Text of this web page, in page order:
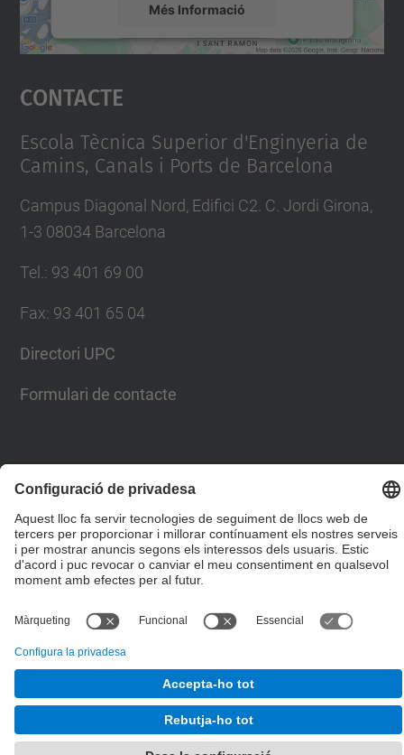
Més Informació
Accepta
powered by
Contacte
Escola Tècnica Superior d'Enginyeria de
Camins, Canals i Ports de Barcelona
Campus Diagonal Nord, Edifici C2. C. Jordi Girona,
1-3 08034 Barcelona
Tel.: 93 401 69 00
Fax: 93 401 65 04
Directori UPC
Formulari de contacte
© UPCEscola Tècnica Superior d'Enginyers de Camins,
Canals i Ports de Barcelona
Desenvolupat amb
Avís legal
Configuració de privadesa